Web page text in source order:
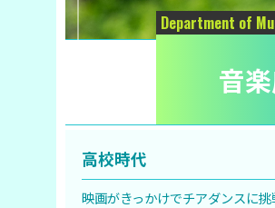
Department of
音
高校時代
映画がきっかけでチアダンスに挑